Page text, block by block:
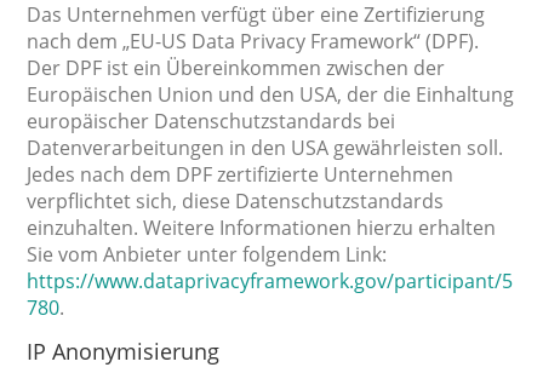
Das Unternehmen verfügt über eine Zertifizierung
nach dem „EU-US Data Privacy Framework“ (DPF).
Der DPF ist ein Übereinkommen zwischen der
Europäischen Union und den USA, der die Einhaltung
europäischer Datenschutzstandards bei
Datenverarbeitungen in den USA gewährleisten soll.
Jedes nach dem DPF zertifizierte Unternehmen
verpflichtet sich, diese Datenschutzstandards
einzuhalten. Weitere Informationen hierzu erhalten
Sie vom Anbieter unter folgendem Link:
https://www.dataprivacyframework.gov/participant/5
780.
IP Anonymisierung